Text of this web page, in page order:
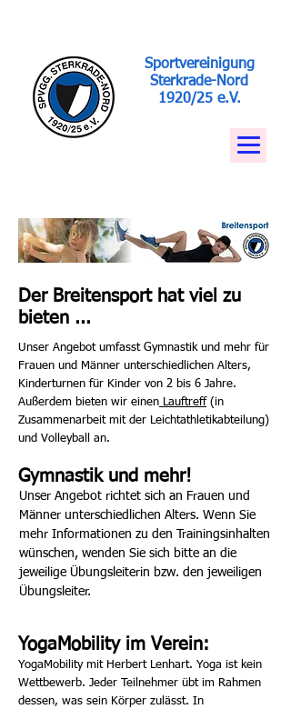
Sportvereinigung
Sterkrade-Nord
1920/25 e.V.
Der Breitensport hat viel zu
bieten ...
Unser Angebot umfasst Gymnastik und mehr für
Frauen und Männer unterschiedlichen Alters,
Kinderturnen für Kinder von 2 bis 6 Jahre.
Außerdem bieten wir einen Lauftreff(in
Zusammenarbeit mit der Leichtathletikabteilung)
und Volleyball an.
Gymnastik und mehr!
Unser Angebot richtet sich an Frauen und
Männer unterschiedlichen Alters. Wenn Sie
mehr Informationen zu den Trainingsinhalten
wünschen, wenden Sie sich bitte an die
jeweilige Übungsleiterin bzw. den jeweiligen
Übungsleiter.
YogaMobility im Verein:
YogaMobility mit Herbert Lenhart. Yoga ist kein
Wettbewerb. Jeder Teilnehmer übt im Rahmen
dessen, was sein Körper zulässt. In